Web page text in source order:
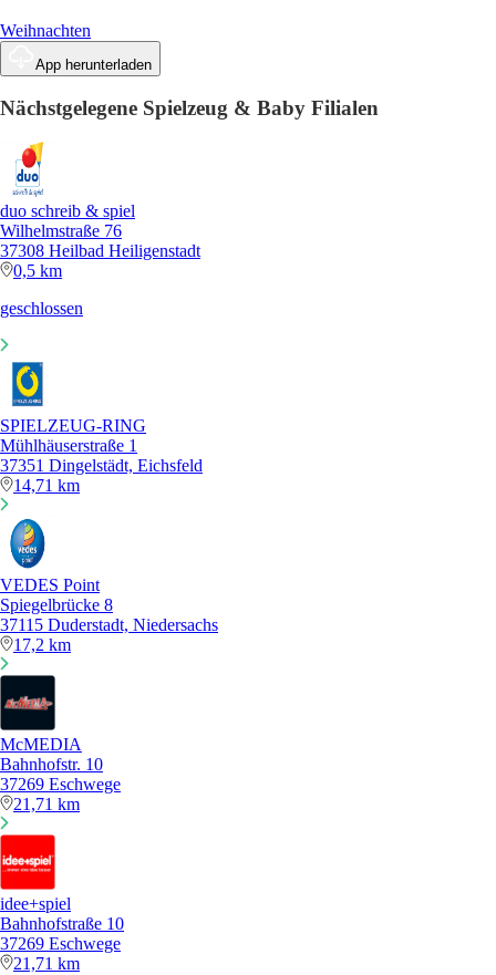
Weihnachten
App herunterladen
Nächstgelegene Spielzeug & Baby Filialen
duo schreib & spiel
Wilhelmstraße 76
37308 Heilbad Heiligenstadt
0,5 km
geschlossen
SPIELZEUG-RING
Mühlhäuserstraße 1
37351 Dingelstädt, Eichsfeld
14,71 km
VEDES Point
Spiegelbrücke 8
37115 Duderstadt, Niedersachs
17,2 km
McMEDIA
Bahnhofstr. 10
37269 Eschwege
21,71 km
idee+spiel
Bahnhofstraße 10
37269 Eschwege
21,71 km